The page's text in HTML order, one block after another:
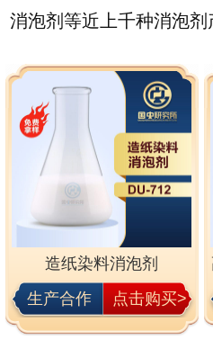
消泡剂等近上千种消泡剂
造纸染料消泡剂
生产合作
点击购买>